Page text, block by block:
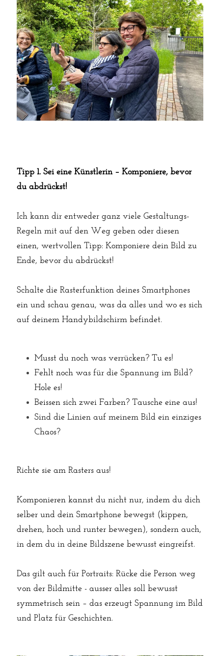
Tipp 1. Sei eine Künstlerin – Komponiere, bevor
du abdrückst!
Ich kann dir entweder ganz viele Gestaltungs-
Regeln mit auf den Weg geben oder diesen
einen, wertvollen Tipp: Komponiere dein Bild zu
Ende, bevor du abdrückst!
Schalte die Rasterfunktion deines Smartphones
ein und schau genau, was da alles und wo es sich
auf deinem Handybildschirm befindet.
Musst du noch was verrücken? Tu es!
Fehlt noch was für die Spannung im Bild?
Hole es!
Beissen sich zwei Farben? Tausche eine aus!
Sind die Linien auf meinem Bild ein einziges
Chaos?
Richte sie am Rasters aus!
Komponieren kannst du nicht nur, indem du dich
selber und dein Smartphone bewegst (kippen,
drehen, hoch und runter bewegen), sondern auch,
in dem du in deine Bildszene bewusst eingreifst.
Das gilt auch für Portraits: Rücke die Person weg
von der Bildmitte - ausser alles soll bewusst
symmetrisch sein – das erzeugt Spannung im Bild
und Platz für Geschichten.